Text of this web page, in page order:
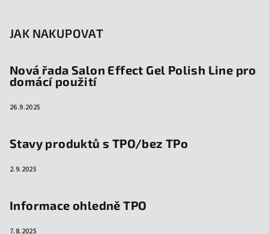
JAK NAKUPOVAT
Nová řada Salon Effect Gel Polish Line pro
domácí použití
26.9.2025
Stavy produktů s TPO/bez TPo
2.9.2025
Informace ohledně TPO
7.8.2025